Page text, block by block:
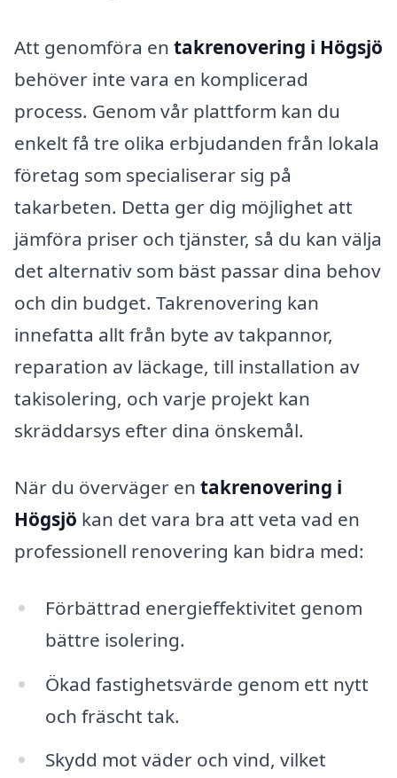
Att genomföra en takrenovering i Högsjö
behöver inte vara en komplicerad
process. Genom vår plattform kan du
enkelt få tre olika erbjudanden från lokala
företag som specialiserar sig på
takarbeten. Detta ger dig möjlighet att
jämföra priser och tjänster, så du kan välja
det alternativ som bäst passar dina behov
och din budget. Takrenovering kan
innefatta allt från byte av takpannor,
reparation av läckage, till installation av
takisolering, och varje projekt kan
skräddarsys efter dina önskemål.
När du överväger en takrenovering i
Högsjö kan det vara bra att veta vad en
professionell renovering kan bidra med:
Förbättrad energieffektivitet genom
bättre isolering.
Ökad fastighetsvärde genom ett nytt
och fräscht tak.
Skydd mot väder och vind, vilket